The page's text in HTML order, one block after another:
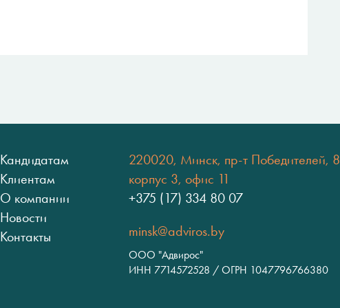
Кандидатам
Клиентам
О компании
Новости
Контакты
220020, Минск, пр-т Победителей,
корпус 3, офис 11
+375 (17) 334 80 07
minsk@adviros.by
ООО "Адвирос"
ИНН 7714572528 / ОГРН 1047796766380